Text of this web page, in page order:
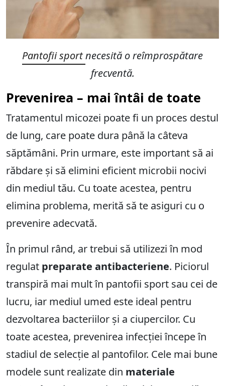
Pantofii sportnecesită o reîmprospătare
frecventă.
Prevenirea – mai întâi de toate
Tratamentul micozei poate fi un proces destul
de lung, care poate dura până la câteva
săptămâni. Prin urmare, este important să ai
răbdare și să elimini eficient microbii nocivi
din mediul tău. Cu toate acestea, pentru
elimina problema, merită să te asiguri cu o
prevenire adecvată.
În primul rând, ar trebui să utilizezi în mod
regulat preparate antibacteriene. Piciorul
transpiră mai mult în pantofii sport sau cei de
lucru, iar mediul umed este ideal pentru
dezvoltarea bacteriilor și a ciupercilor. Cu
toate acestea, prevenirea infecției începe în
stadiul de selecție al pantofilor. Cele mai bune
modele sunt realizate din materiale